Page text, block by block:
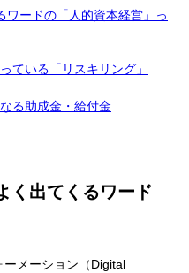
ワードの「人的資本経営」っ
ている「リスキリング」
る助成金・給付金
く出てくるワード
ーメーション（Digital